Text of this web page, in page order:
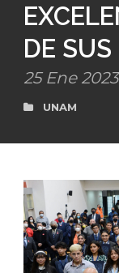
DE
25 Ene 2023
UNAM